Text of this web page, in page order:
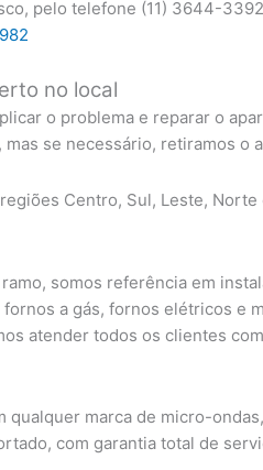
pelo telefone (11) 3644-
no local
o problema e reparar o
se necessário, retiramos o
Centro, Sul, Leste, Norte
somos referência em
a gás, fornos elétricos e
atender todos os clientes
qualquer marca de micro-
com garantia total de